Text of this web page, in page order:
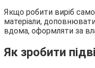
Якщо робити виріб
матеріали,
вдома, оформляти за
Як зробити